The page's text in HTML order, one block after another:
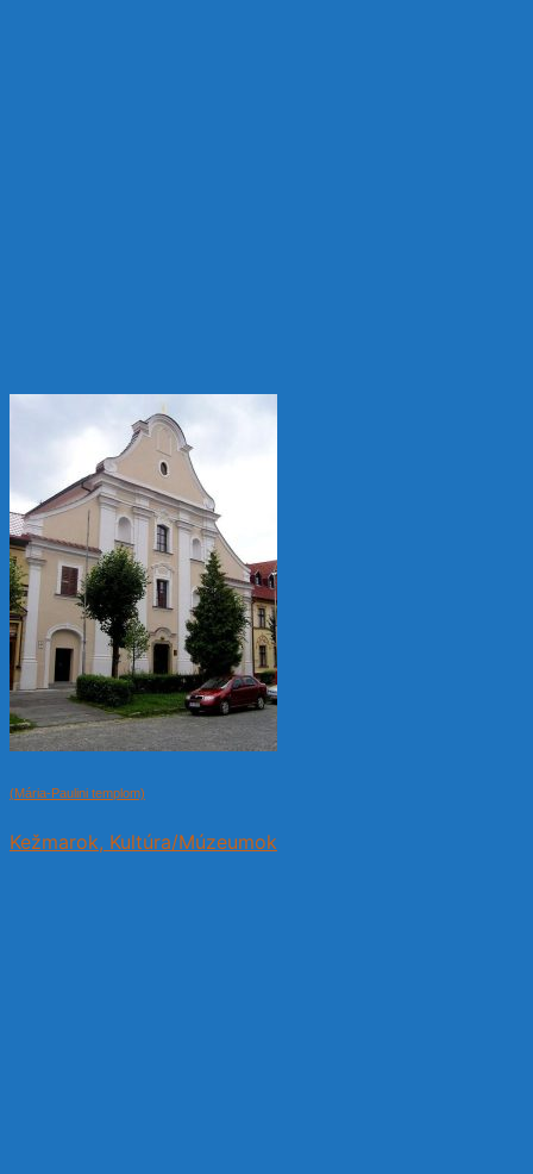
(Mária-Paulini templom)
Kežmarok, Kultúra/Múzeumok